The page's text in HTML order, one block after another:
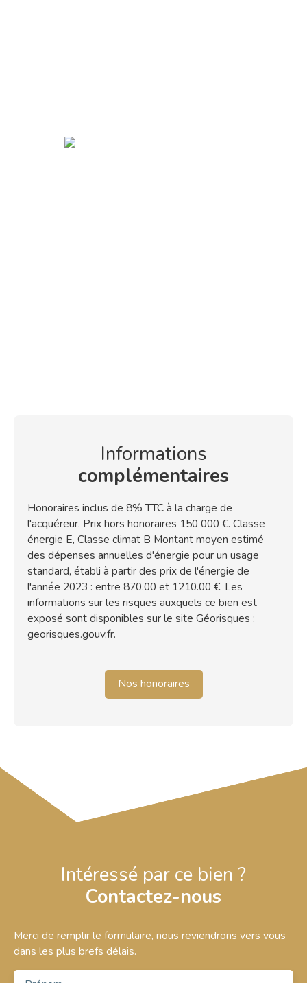
Informations
complémentaires
Honoraires inclus de 8% TTC à la charge de
l'acquéreur. Prix hors honoraires 150 000 €. Classe
énergie E, Classe climat B Montant moyen estimé
des dépenses annuelles d'énergie pour un usage
standard, établi à partir des prix de l'énergie de
l'année 2023 : entre 870.00 et 1210.00 €. Les
informations sur les risques auxquels ce bien est
exposé sont disponibles sur le site Géorisques :
georisques.gouv.fr.
Nos honoraires
Intéressé par ce bien ?
Contactez-nous
Merci de remplir le formulaire, nous reviendrons vers vous
dans les plus brefs délais.